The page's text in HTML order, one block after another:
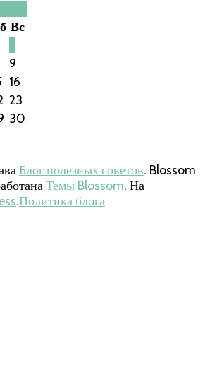
Вс
9
16
23
30
Блог полезных советов. Blossom
Темы Blossom. На
.Политика блога